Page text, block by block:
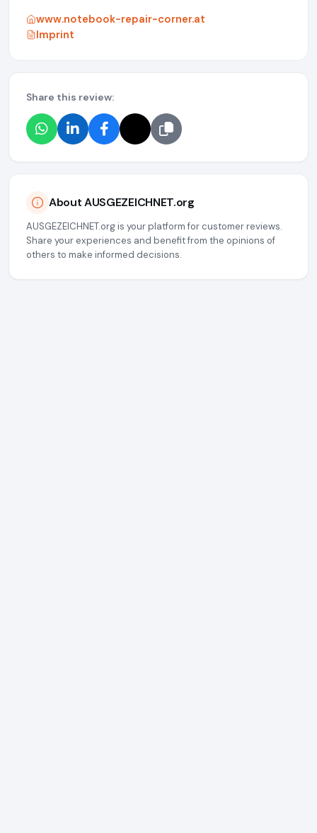
www.notebook-repair-corner.at
Imprint
Share this review:
About AUSGEZEICHNET.org
AUSGEZEICHNET.org is your platform for customer reviews.
Share your experiences and benefit from the opinions of
others to make informed decisions.